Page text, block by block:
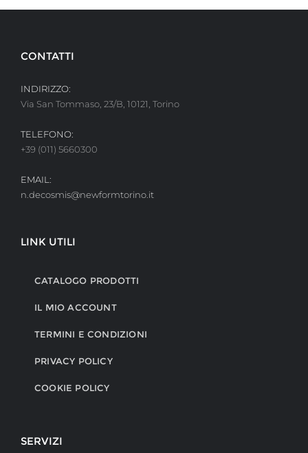
CONTATTI
INDIRIZZO:
Via San Tommaso, 23/B, 10121, Torino
TELEFONO:
+39 (011) 5660300
EMAIL:
n.decosmis@newformtorino.it
LINK UTILI
CATALOGO PRODOTTI
IL MIO ACCOUNT
TERMINI E CONDIZIONI
PRIVACY POLICY
COOKIE POLICY
SERVIZI